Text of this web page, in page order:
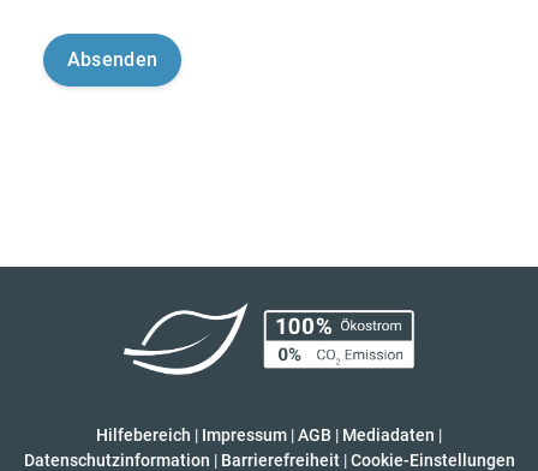
Hilfebereich | Impressum |AGB | Mediadaten |
Datenschutzinformation | Barrierefreiheit | Cookie-Einstellungen